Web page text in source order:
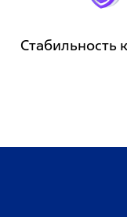
Стабильность